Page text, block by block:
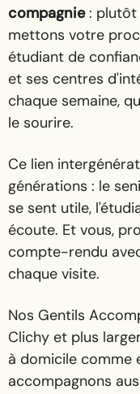
compagnie: plutôt
mettons votre
étudiant de
et ses centres
chaque semaine,
le sourire.
Ce lien
générations : le
se sent utile,
écoute. Et vous,
compte-rendu
chaque visite.
Nos Gentils
Clichy et plus
à domicile comme
accompagnons